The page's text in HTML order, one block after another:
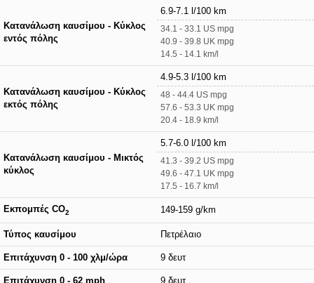
Κατανάλωση καυσίμου - Κύκλος
εντός πόλης
6.9-7.1 l/100 km
34.1 - 33.1 US mpg
40.9 - 39.8 UK mpg
14.5 - 14.1 km/l
Κατανάλωση καυσίμου - Κύκλος
εκτός πόλης
4.9-5.3 l/100 km
48 - 44.4 US mpg
57.6 - 53.3 UK mpg
20.4 - 18.9 km/l
Κατανάλωση καυσίμου - Μικτός
κύκλος
5.7-6.0 l/100 km
41.3 - 39.2 US mpg
49.6 - 47.1 UK mpg
17.5 - 16.7 km/l
Εκπομπές CO2 149-159 g/km
Τύπος καυσίμου Πετρέλαιο
Επιτάχυνση 0 - 100 χλμ/ώρα 9 δευτ
Επιτάχυνση 0 - 62 mph 9 δευτ